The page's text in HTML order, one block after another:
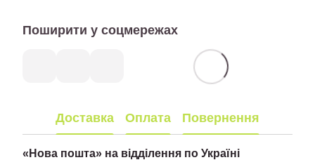
Поширити у соцмережах
Доставка Оплата Повернення
« Нова пошта» на відділення по Україні